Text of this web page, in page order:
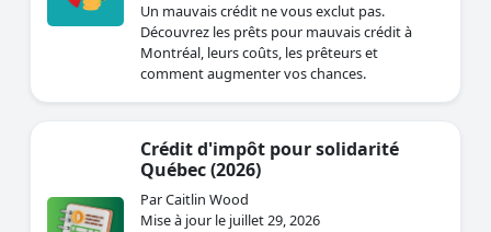
Un mauvais crédit ne vous exclut pas.
Découvrez les prêts pour mauvais crédit à
Montréal, leurs coûts, les prêteurs et
comment augmenter vos chances.
Crédit d'impôt pour solidarité
Québec (2026)
Par Caitlin Wood
Mise à jour le juillet 29, 2026